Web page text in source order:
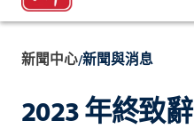
新聞中心/新聞與消息
2023 年終致辭